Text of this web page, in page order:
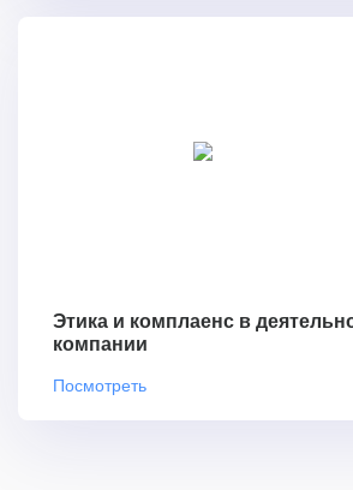
Этика и комплаенс в
компании
Посмотреть